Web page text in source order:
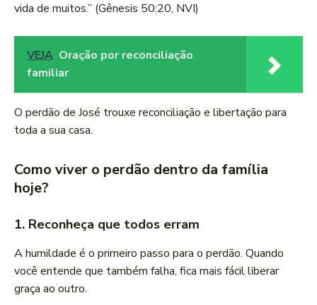
vida de muitos.” (Gênesis 50:20, NVI)
VEJA Oração por reconciliação
familiar
O perdão de José trouxe reconciliação e libertação para
toda a sua casa.
Como viver o perdão dentro da família
hoje?
1. Reconheça que todos erram
A humildade é o primeiro passo para o perdão. Quando
você entende que também falha, fica mais fácil liberar
graça ao outro.